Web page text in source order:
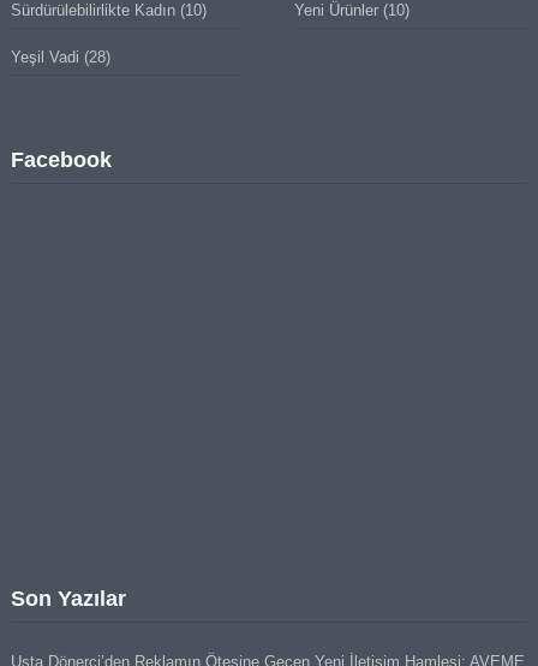
Sürdürülebilirlikte Kadın(10) Yeni Ürünler (10)
Yeşil Vadi (28)
Facebook
Son Yazılar
Usta Dönerci’den Reklamın Ötesine Geçen Yeni İletişim Hamlesi: AVEME